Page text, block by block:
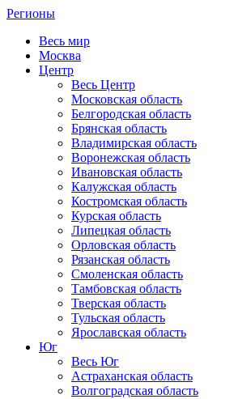
Регионы
Весь мир
Москва
Центр
Весь Центр
Московская область
Белгородская область
Брянская область
Владимирская область
Воронежская область
Ивановская область
Калужская область
Костромская область
Курская область
Липецкая область
Орловская область
Рязанская область
Смоленская область
Тамбовская область
Тверская область
Тульская область
Ярославская область
Юг
Весь Юг
Астраханская область
Волгоградская область